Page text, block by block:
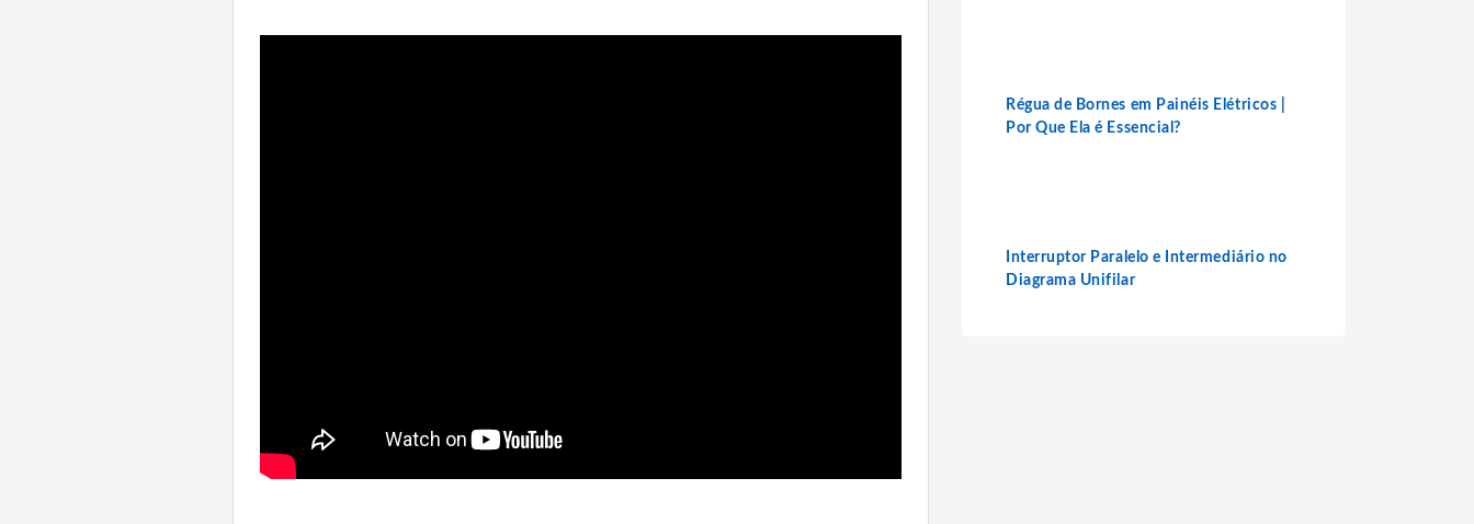
Régua de Bornes em Painéis Elétricos |
Por Que Ela é Essencial?
Interruptor Paralelo e Intermediário no
Diagrama Unifilar